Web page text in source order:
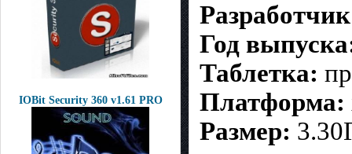
IOBit Security 360 v1.61 PRO
Год
Таблетка:
Платформа:
Размер: